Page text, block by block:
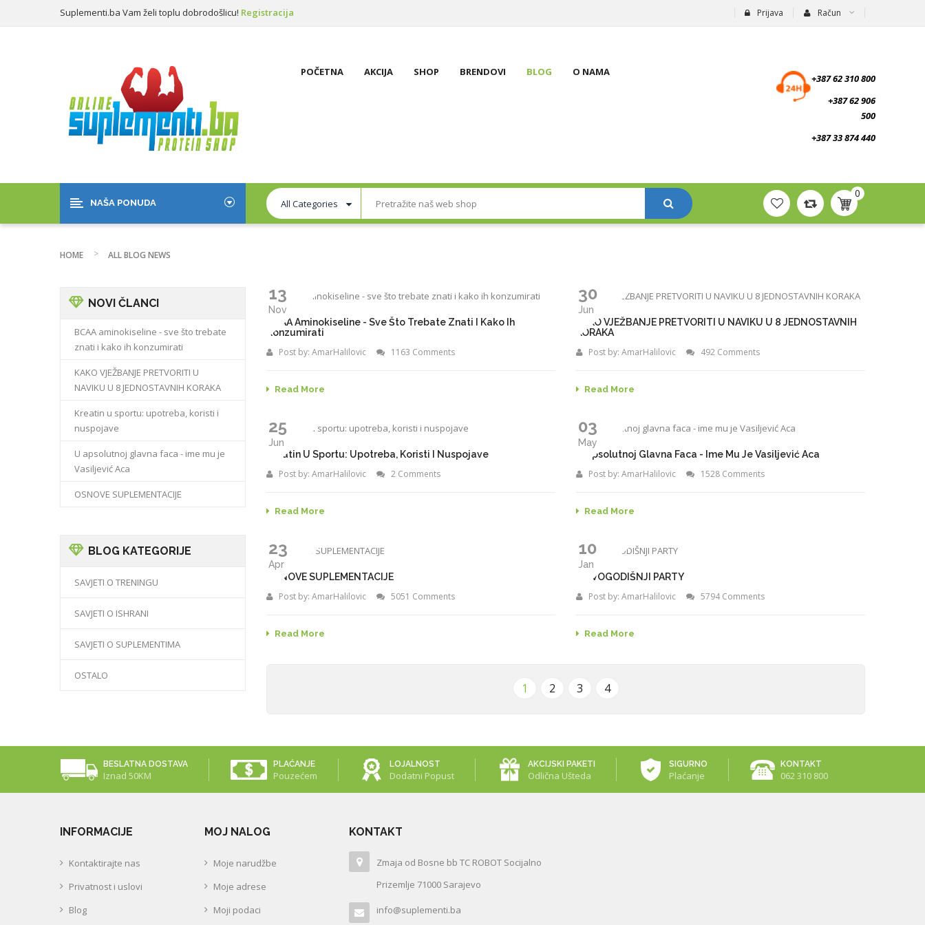
Suplementi.ba Vam želi toplu dobrodošlicu! Registracija
Prijava Račun
POČETNA AKCIJA SHOP BRENDOVI BLOG O NAMA
+387 62 310 800
+387 62 906
500
+387 33 874 440
NAŠA PONUDA
0
HOME ALL BLOG NEWS
NOVI ČLANCI
BCAA aminokiseline - sve što trebate
znati i kako ih konzumirati
KAKO VJEŽBANJE PRETVORITI U
NAVIKU U 8 JEDNOSTAVNIH KORAKA
Kreatin u sportu: upotreba, koristi i
nuspojave
U apsolutnoj glavna faca - ime mu je
Vasiljević Aca
OSNOVE SUPLEMENTACIJE
BLOG KATEGORIJE
SAVJETI O TRENINGU
SAVJETI O ISHRANI
SAVJETI O SUPLEMENTIMA
OSTALO
13
Nov
BCAA Aminokiseline - Sve Što Trebate Znati I Kako Ih
Konzumirati
Post by: AmarHalilovic 1163 Comments
Read More
30
Jun
KAKO VJEŽBANJE PRETVORITI U NAVIKU U 8 JEDNOSTAVNIH
KORAKA
Post by: AmarHalilovic 492 Comments
Read More
25
Jun
Kreatin U Sportu: Upotreba, Koristi I Nuspojave
Post by: AmarHalilovic 2 Comments
Read More
03
May
U Apsolutnoj Glavna Faca - Ime Mu Je Vasiljević Aca
Post by: AmarHalilovic 1528 Comments
Read More
23
Apr
OSNOVE SUPLEMENTACIJE
Post by: AmarHalilovic 5051 Comments
Read More
10
Jan
NOVOGODIŠNJI PARTY
Post by: AmarHalilovic 5794 Comments
Read More
1 2 3 4
BESLATNA DOSTAVA
Iznad 50KM
PLAĆANJE
Pouzećem
LOJALNOST
Dodatni Popust
AKCIJSKI PAKETI
Odlična Ušteda
SIGURNO
Plaćanje
KONTAKT
062 310 800
INFORMACIJE
Kontaktirajte nas
Privatnost i uslovi
Blog
MOJ NALOG
Moje narudžbe
Moje adrese
Moji podaci
KONTAKT
Zmaja od Bosne bb TC ROBOT Socijalno
Prizemlje 71000 Sarajevo
info@suplementi.ba